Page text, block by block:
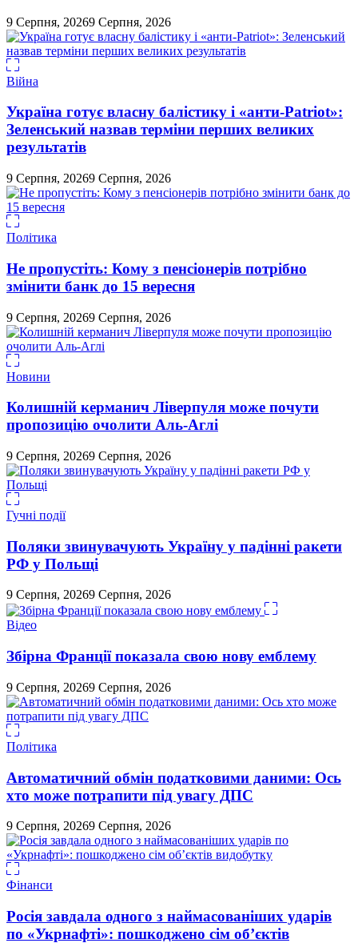
9 Серпня, 20269 Серпня, 2026
Війна
Україна готує власну балістику і «анти-Pаtriot»:
Зеленський назвав терміни перших великих
результатів
9 Серпня, 20269 Серпня, 2026
Політика
Не пропустіть: Кому з пенсіонерів потрібно
змінити банк до 15 вересня
9 Серпня, 20269 Серпня, 2026
Новини
Колишній керманич Ліверпуля може почути
пропозицію очолити Аль-Аглі
9 Серпня, 20269 Серпня, 2026
Гучні події
Поляки звинувачують Україну у падінні ракети
РФ у Польщі
9 Серпня, 20269 Серпня, 2026
Відео
Збірна Франції показала свою нову емблему
9 Серпня, 20269 Серпня, 2026
Політика
Автоматичний обмін податковими даними: Ось
хто може потрапити під увагу ДПС
9 Серпня, 20269 Серпня, 2026
Фінанси
Росія завдала одного з наймасованіших ударів
по «Укрнафті»: пошкоджено сім об’єктів